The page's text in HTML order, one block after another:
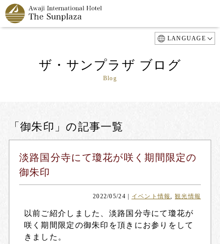
LANGUAGE
ザ・サンプラザ ブログ
Blog
「御朱印」の記事一覧
淡路国分寺にて瓊花が咲く期間限定の
御朱印
2022/05/24 イベント情報, 観光情報
以前ご紹介しました、淡路国分寺にて瓊花が
咲く期間限定の御朱印を頂きにお参りをして
きました。